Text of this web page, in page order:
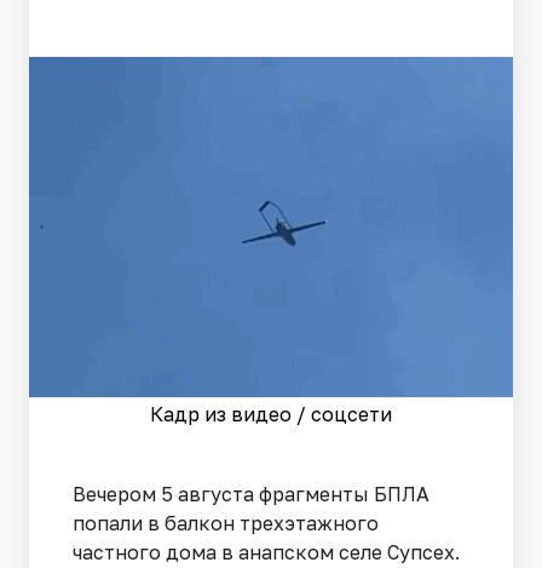
Кадр из видео / соцсети
Вечером 5 августа фрагменты БПЛА
попали в балкон трехэтажного
частного дома в анапском селе Супсех.